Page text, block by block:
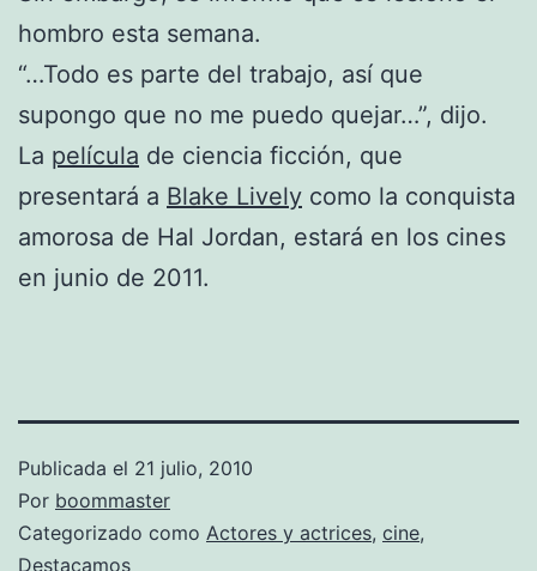
hombro esta semana.
“…Todo es parte del trabajo, así que
supongo que no me puedo quejar…”, dijo.
La película de ciencia ficción, que
presentará a Blake Lively como la conquista
amorosa de Hal Jordan, estará en los cines
en junio de 2011.
Publicada el 21 julio, 2010
Por boommaster
Categorizado como Actores y actrices, cine,
Destacamos